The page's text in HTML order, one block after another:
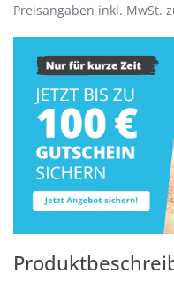
Preisangaben inkl. MwSt.